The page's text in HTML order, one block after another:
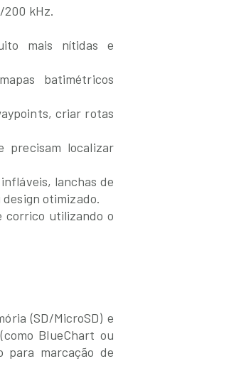
200 kHz.
mais nítidas e
batimétricos
criar rotas
precisam localizar
lanchas de
otimizado.
corrico utilizando o
(SD/MicroSD) e
BlueChart ou
para marcação de